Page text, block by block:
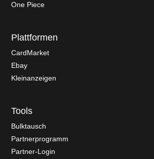
One Piece
Plattformen
CardMarket
Ebay
Kleinanzeigen
Tools
Bulktausch
Partnerprogramm
Partner-Login